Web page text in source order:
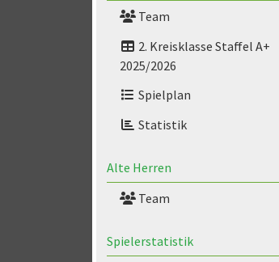
Team
2. Kreisklasse Staffel A+
2025/2026
Spielplan
Statistik
Alte Herren
Team
Spielerstatistik